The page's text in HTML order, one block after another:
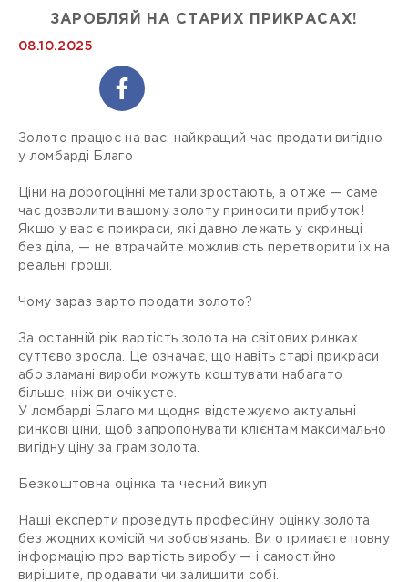
ЗАРОБЛЯЙ НА СТАРИХ ПРИКРАСАХ!
08.10.2025
Золото працює на вас: найкращий час продати вигідно
у ломбарді Благо
Ціни на дорогоцінні метали зростають, а отже — саме
час дозволити вашому золоту приносити прибуток!
Якщо у вас є прикраси, які давно лежать у скриньці
без діла, — не втрачайте можливість перетворити їх на
реальні гроші.
Чому зараз варто продати золото?
За останній рік вартість золота на світових ринках
суттєво зросла. Це означає, що навіть старі прикраси
або зламані вироби можуть коштувати набагато
більше, ніж ви очікуєте.
У ломбарді Благо ми щодня відстежуємо актуальні
ринкові ціни, щоб запропонувати клієнтам максимально
вигідну ціну за грам золота.
Безкоштовна оцінка та чесний викуп
Наші експерти проведуть професійну оцінку золота
без жодних комісій чи зобов’язань. Ви отримаєте повну
інформацію про вартість виробу — і самостійно
вирішите, продавати чи залишити собі.